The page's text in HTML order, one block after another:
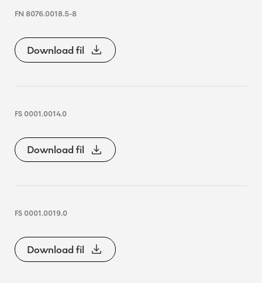
FN 8076.0018.5-8
Download fil
FS 0001.0014.0
Download fil
FS 0001.0019.0
Download fil